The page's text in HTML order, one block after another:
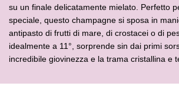
su un finale delicatamente mielato. Perfetto
speciale, questo champagne si sposa in
antipasto di frutti di mare, di crostacei o di
idealmente a 11°, sorprende sin dai primi
incredibile giovinezza e la trama cristallina e